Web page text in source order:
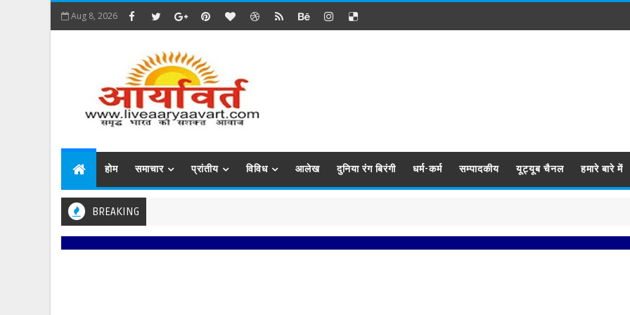
Aug 8, 2026
होम समाचार प्रांतीय विविध आलेख दुनिया रंग बिरंगी धर्म-कर्म सम्पादकीय यूट्यूब चैनल हमारे बारे में
BREAKING